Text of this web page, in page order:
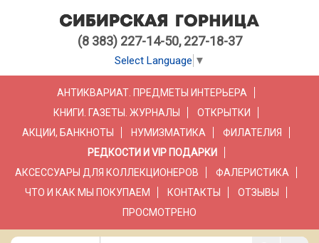
(8 383) 227-14-50, 227-18-37
Select Language ▼
АНТИКВАРИАТ. ПРЕДМЕТЫ ИНТЕРЬЕРА
КНИГИ. ГАЗЕТЫ. ЖУРНАЛЫ
ОТКРЫТКИ
АКЦИИ, БАНКНОТЫ
НУМИЗМАТИКА
ФИЛАТЕЛИЯ
РЕДКОСТИ И VIP ПОДАРКИ
АКСЕССУАРЫ ДЛЯ КОЛЛЕКЦИОНЕРОВ
ФАЛЕРИСТИКА
ЧТО И КАК МЫ ПОКУПАЕМ
КОНТАКТЫ
ОТЗЫВЫ
ПРОСМОТРЕНО